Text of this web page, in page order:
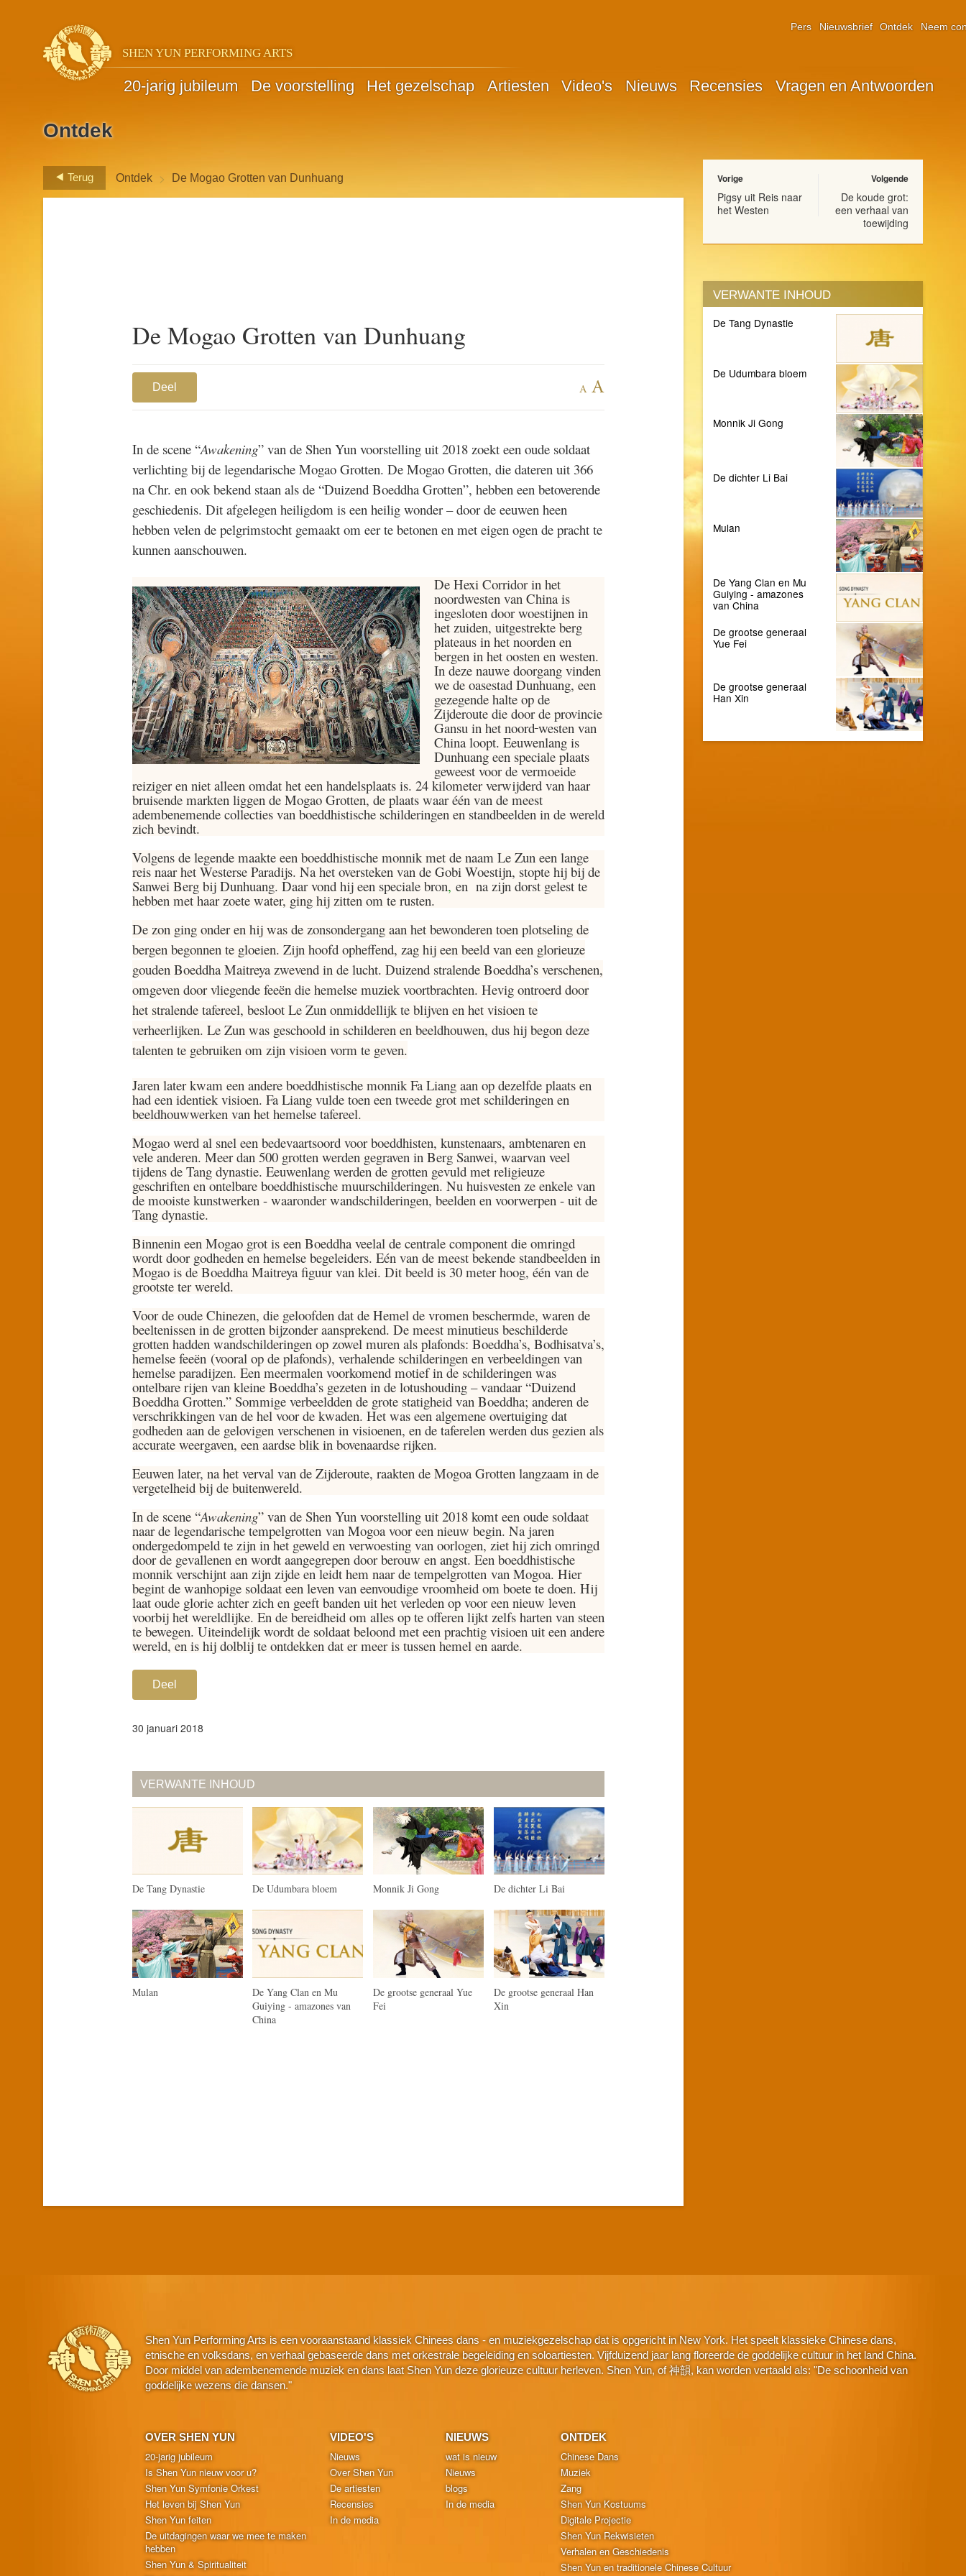
SHEN YUN PERFORMING ARTS
20-jarig jubileum De voorstelling Het gezelschap Artiesten Video's Nieuws Recensies Vragen en Antwoorden
Pers Nieuwsbrief Ontdek Neem
Ontdek
Terug Ontdek > De Mogao Grotten van Dunhuang
De Mogao Grotten van Dunhuang
Deel A A
In de scene “Awakening” van de Shen Yun voorstelling uit 2018 zoekt een oude soldaat
verlichting bij de legendarische Mogao Grotten. De Mogao Grotten, die dateren uit 366
na Chr. en ook bekend staan als de “Duizend Boeddha Grotten”, hebben een betoverende
geschiedenis. Dit afgelegen heiligdom is een heilig wonder – door de eeuwen heen
hebben velen de pelgrimstocht gemaakt om eer te betonen en met eigen ogen de pracht te
kunnen aanschouwen.
De Hexi Corridor in het
noordwesten van China is
ingesloten door woestijnen in
het zuiden, uitgestrekte berg
plateaus in het noorden en
bergen in het oosten en westen.
In deze nauwe doorgang vinden
we de oasestad Dunhuang, een
gezegende halte op de
Zijderoute die door de provincie
Gansu in het noord westen van
China loopt. Eeuwenlang is
Dunhuang een speciale plaats
geweest voor de vermoeide
reiziger en niet alleen omdat het een handelsplaats is. 24 kilometer verwijderd van haar
bruisende markten liggen de Mogao Grotten, de plaats waar één van de meest
adembenemende collecties van boeddhistische schilderingen en standbeelden in de wereld
zich bevindt.
Volgens de legende maakte een boeddhistische monnik met de naam Le Zun een lange
reis naar het Westerse Paradijs. Na het oversteken van de Gobi Woestijn, stopte hij bij de
Sanwei Berg bij Dunhuang. Daar vond hij een speciale bron, en na zijn dorst gelest te
hebben met haar zoete water, ging hij zitten om te rusten.
De zon ging onder en hij was de zonsondergang aan het bewonderen toen plotseling de
bergen begonnen te gloeien. Zijn hoofd opheffend, zag hij een beeld van een glorieuze
gouden Boeddha Maitreya zwevend in de lucht. Duizend stralende Boeddha’s verschenen,
omgeven door vliegende feeën die hemelse muziek voortbrachten. Hevig ontroerd door
het stralende tafereel, besloot Le Zun onmiddellijk te blijven en het visioen te
verheerlijken. Le Zun was geschoold in schilderen en beeldhouwen, dus hij begon deze
talenten te gebruiken om zijn visioen vorm te geven.
Jaren later kwam een andere boeddhistische monnik Fa Liang aan op dezelfde plaats en
had een identiek visioen. Fa Liang vulde toen een tweede grot met schilderingen en
beeldhouwwerken van het hemelse tafereel.
Mogao werd al snel een bedevaartsoord voor boeddhisten, kunstenaars, ambtenaren en
vele anderen. Meer dan 500 grotten werden gegraven in Berg Sanwei, waarvan veel
tijdens de Tang dynastie. Eeuwenlang werden de grotten gevuld met religieuze
geschriften en ontelbare boeddhistische muurschilderingen. Nu huisvesten ze enkele van
de mooiste kunstwerken - waaronder wandschilderingen, beelden en voorwerpen - uit de
Tang dynastie.
Binnenin een Mogao grot is een Boeddha veelal de centrale component die omringd
wordt door godheden en hemelse begeleiders. Eén van de meest bekende standbeelden in
Mogao is de Boeddha Maitreya figuur van klei. Dit beeld is 30 meter hoog, één van de
grootste ter wereld.
Voor de oude Chinezen, die geloofden dat de Hemel de vromen beschermde, waren de
beeltenissen in de grotten bijzonder aansprekend. De meest minutieus beschilderde
grotten hadden wandschilderingen op zowel muren als plafonds: Boeddha’s, Bodhisatva’s,
hemelse feeën (vooral op de plafonds), verhalende schilderingen en verbeeldingen van
hemelse paradijzen. Een meermalen voorkomend motief in de schilderingen was
ontelbare rijen van kleine Boeddha’s gezeten in de lotushouding – vandaar “Duizend
Boeddha Grotten.” Sommige verbeeldden de grote statigheid van Boeddha; anderen de
verschrikkingen van de hel voor de kwaden. Het was een algemene overtuiging dat
godheden aan de gelovigen verschenen in visioenen, en de taferelen werden dus gezien als
accurate weergaven, een aardse blik in bovenaardse rijken.
Eeuwen later, na het verval van de Zijderoute, raakten de Mogoa Grotten langzaam in de
vergetelheid bij de buitenwereld.
In de scene “Awakening” van de Shen Yun voorstelling uit 2018 komt een oude soldaat
naar de legendarische tempelgrotten van Mogoa voor een nieuw begin. Na jaren
ondergedompeld te zijn in het geweld en verwoesting van oorlogen, ziet hij zich omringd
door de gevallenen en wordt aangegrepen door berouw en angst. Een boeddhistische
monnik verschijnt aan zijn zijde en leidt hem naar de tempelgrotten van Mogoa. Hier
begint de wanhopige soldaat een leven van eenvoudige vroomheid om boete te doen. Hij
laat oude glorie achter zich en geeft banden uit het verleden op voor een nieuw leven
voorbij het wereldlijke. En de bereidheid om alles op te offeren lijkt zelfs harten van steen
te bewegen. Uiteindelijk wordt de soldaat beloond met een prachtig visioen uit een andere
wereld, en is hij dolblij te ontdekken dat er meer is tussen hemel en aarde.
Deel
30 januari 2018
VERWANTE INHOUD
De Tang Dynastie De Udumbara bloem Monnik Ji Gong De dichter Li Bai
Mulan
De Yang Clan en Mu
Guiying - amazones van
China
De grootse generaal Yue
Fei
De grootse generaal Han
Xin
Vorige
Pigsy uit Reis naar
het Westen
Volgende
De koude grot:
een verhaal van
toewijding
VERWANTE INHOUD
De Tang Dynastie
De Udumbara bloem
Monnik Ji Gong
De dichter Li Bai
Mulan
De Yang Clan en Mu
Guiying - amazones
van China
De grootse generaal
Yue Fei
De grootse generaal
Han Xin
Shen Yun Performing Arts is een vooraanstaand klassiek Chinees dans - en muziekgezelschap dat is opgericht in New York. Het speelt klassieke Chinese dans,
etnische en volksdans, en verhaal gebaseerde dans met orkestrale begeleiding en soloartiesten. Vijfduizend jaar lang floreerde de goddelijke cultuur in het land China.
Door middel van adembenemende muziek en dans laat Shen Yun deze glorieuze cultuur herleven. Shen Yun, of 神韻, kan worden vertaald als: "De schoonheid van
goddelijke wezens die dansen."
OVER SHEN YUN
20-jarig jubileum
Is Shen Yun nieuw voor u?
Shen Yun Symfonie Orkest
Het leven bij Shen Yun
Shen Yun feiten
De uitdagingen waar we mee te maken
hebben
Shen Yun & Spiritualiteit
VIDEO'S
Nieuws
Over Shen Yun
De artiesten
Recensies
In de media
NIEUWS
wat is nieuw
Nieuws
blogs
In de media
ONTDEK
Chinese Dans
Muziek
Zang
Shen Yun Kostuums
Digitale Projectie
Shen Yun Rekwisieten
Verhalen en Geschiedenis
Shen Yun en traditionele Chinese Cultuur